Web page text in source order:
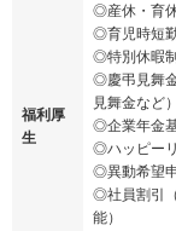
福利厚
生
◎産休・育
◎育児時短
◎特別休暇
◎慶弔見舞
見舞金など）
◎企業年金
◎ハッピー
◎異動希望
◎社員割引
能）